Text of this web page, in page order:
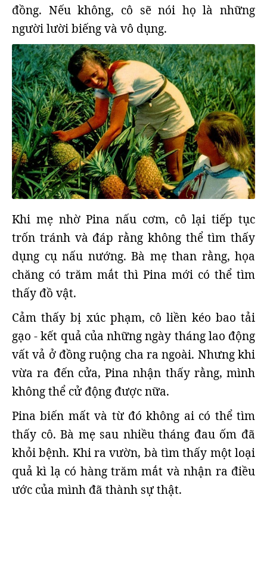
đồng. Nếu không, cô sẽ nói họ là những
người lười biếng và vô dụng.
Khi mẹ nhờ Pina nấu cơm, cô lại tiếp tục
trốn tránh và đáp rằng không thể tìm thấy
dụng cụ nấu nướng. Bà mẹ than rằng, họa
chăng có trăm mắt thì Pina mới có thể tìm
thấy đồ vật.
Cảm thấy bị xúc phạm, cô liền kéo bao tải
gạo - kết quả của những ngày tháng lao động
vất vả ở đồng ruộng cha ra ngoài. Nhưng khi
vừa ra đến cửa, Pina nhận thấy rằng, mình
không thể cử động được nữa.
Pina biến mất và từ đó không ai có thể tìm
thấy cô. Bà mẹ sau nhiều tháng đau ốm đã
khỏi bệnh. Khi ra vườn, bà tìm thấy một loại
quả kì lạ có hàng trăm mắt và nhận ra điều
ước của mình đã thành sự thật.